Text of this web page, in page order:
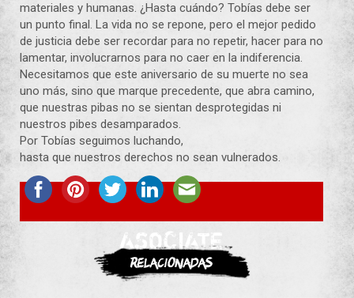
materiales y humanas. ¿Hasta cuándo? Tobías debe ser
un punto final. La vida no se repone, pero el mejor pedido
de justicia debe ser recordar para no repetir, hacer para no
lamentar, involucrarnos para no caer en la indiferencia.
Necesitamos que este aniversario de su muerte no sea
uno más, sino que marque precedente, que abra camino,
que nuestras pibas no se sientan desprotegidas ni
nuestros pibes desamparados.
Por Tobías seguimos luchando,
hasta que nuestros derechos no sean vulnerados.
ASOCIATE
Relacionadas